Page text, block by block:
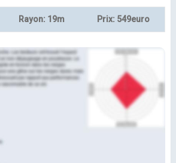
Rayon: 19m Prix: 549euro